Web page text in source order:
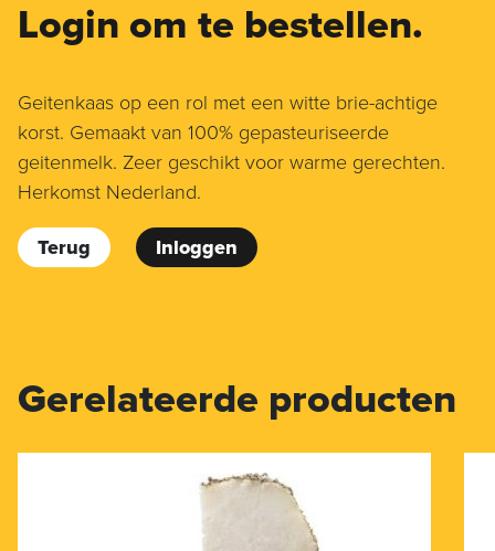
Login om te bestellen.
Geitenkaas op een rol met een witte brie-achtige
korst. Gemaakt van 100% gepasteuriseerde
geitenmelk. Zeer geschikt voor warme gerechten.
Herkomst Nederland.
Terug Inloggen
Gerelateerde producten